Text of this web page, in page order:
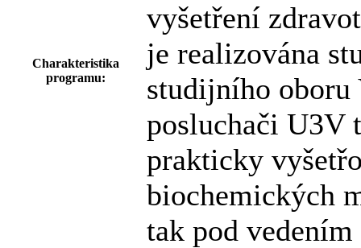
Charakteristika
programu:
vyšetření
je realizována
studijního oboru
posluchači U3V
prakticky
biochemických
tak pod